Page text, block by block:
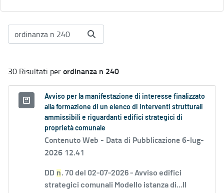
30 Risultati perordinanza n 240
Avviso per la manifestazione di interesse finalizzato
alla formazione di un elenco di interventi strutturali
ammissibili e riguardanti edifici strategici di
proprietà comunale
Contenuto Web - Data di Pubblicazione 6-lug-
2026 12.41
DD n. 70 del 02-07-2026 - Avviso edifici
strategici comunali Modello istanza di...Il